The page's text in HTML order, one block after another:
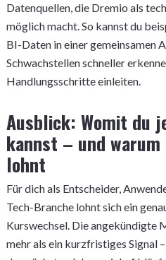
Datenquellen, die Dremio als
möglich macht. So kannst du
BI-Daten in einer gemeinsamen
Schwachstellen schneller
Handlungsschritte einleiten.
Ausblick: Womit du
kannst – und
lohnt
Für dich als Entscheider,
Tech-Branche lohnt sich ein
Kurswechsel. Die angekündigte
mehr als ein kurzfristiges Signal